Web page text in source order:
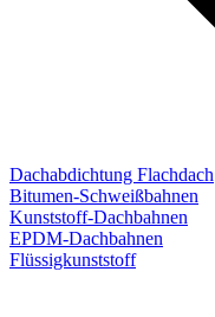
Dachabdichtung Flachdach
Bitumen-Schweißbahnen
Kunststoff-Dachbahnen
EPDM-Dachbahnen
Flüssigkunststoff